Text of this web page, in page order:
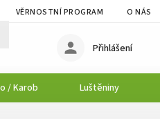
VĚRNOSTNÍ PROGRAM O NÁS
Přihlášení
/ Karob Luštěniny